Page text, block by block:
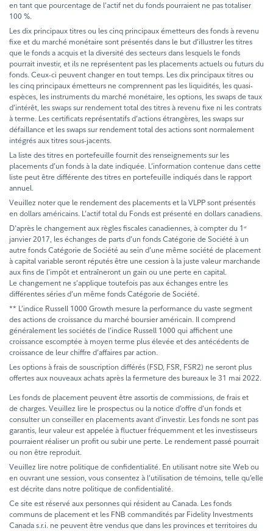
en tant que pourcentage de l’actif net du fonds pourraient ne pas totaliser
100 %.
Les dix principaux titres ou les cinq principaux émetteurs des fonds à revenu
fixe et du marché monétaire sont présentés dans le but d’illustrer les titres
que le fonds a acquis et la diversité des secteurs dans lesquels le fonds
pourrait investir, et ils ne représentent pas les placements actuels ou futurs du
fonds. Ceux-ci peuvent changer en tout temps. Les dix principaux titres ou
les cinq principaux émetteurs ne comprennent pas les liquidités, les quasi-
espèces, les instruments du marché monétaire, les options, les swaps de taux
d’intérêt, les swaps sur rendement total des titres à revenu fixe ni les contrats
à terme. Les certificats représentatifs d’actions étrangères, les swaps sur
défaillance et les swaps sur rendement total des actions sont normalement
intégrés aux titres sous-jacents.
La liste des titres en portefeuille fournit des renseignements sur les
placements d’un fonds à la date indiquée. L’information contenue dans cette
liste peut être différente des titres en portefeuille indiqués dans le rapport
annuel.
Veuillez noter que le rendement des placements et la VLPP sont présentés
en dollars américains. L’actif total du Fonds est présenté en dollars canadiens.
D'après le changement aux règles fiscales canadiennes, à compter du 1 er
janvier 2017, les échanges de parts d’un fonds Catégorie de Société à un
autre fonds Catégorie de Société au sein d’une même société de placement
à capital variable seront réputés être une cession à la juste valeur marchande
aux fins de l’impôt et entraîneront un gain ou une perte en capital.
Le changement ne s’applique toutefois pas aux échanges entre les
différentes séries d’un même fonds Catégorie de Société.
** L’indice Russell 1000 Growth mesure la performance du vaste segment
des actions de croissance du marché boursier américain. Il comprend
généralement les sociétés de l’indice Russell 1000 qui affichent une
croissance escomptée à moyen terme plus élevée et des antécédents de
croissance de leur chiffre d’affaires par action.
Les options à frais de souscription différés (FSD, FSR, FSR2) ne seront plus
offertes aux nouveaux achats après la fermeture des bureaux le 31 mai 2022.
Les fonds de placement peuvent être assortis de commissions, de frais et
de charges. Veuillez lire le prospectus ou la notice d’offre d’un fonds et
consulter un conseiller en placements avant d’investir. Les fonds ne sont pas
garantis, leur valeur est appelée à fluctuer fréquemment et les investisseurs
pourraient réaliser un profit ou subir une perte. Le rendement passé pourrait
ou non être reproduit.
Veuillez lire notre politique de confidentialité. En utilisant notre site Web ou
en ouvrant une session, vous consentez à l’utilisation de témoins, telle qu’elle
est décrite dans notre politique de confidentialité.
Ce site est réservé aux personnes qui résident au Canada. Les fonds
communs de placement et les FNB commandités par Fidelity Investments
Canada s.r.i. ne peuvent être vendus que dans les provinces et territoires du